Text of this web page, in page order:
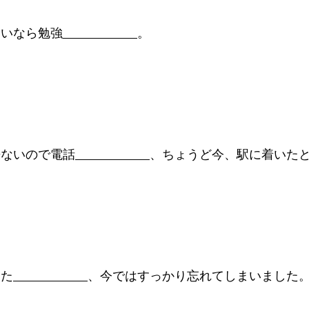
なら勉強 。
いので電話 、ちょうど今、駅に着いた
、今ではすっかり忘れてしまいました。